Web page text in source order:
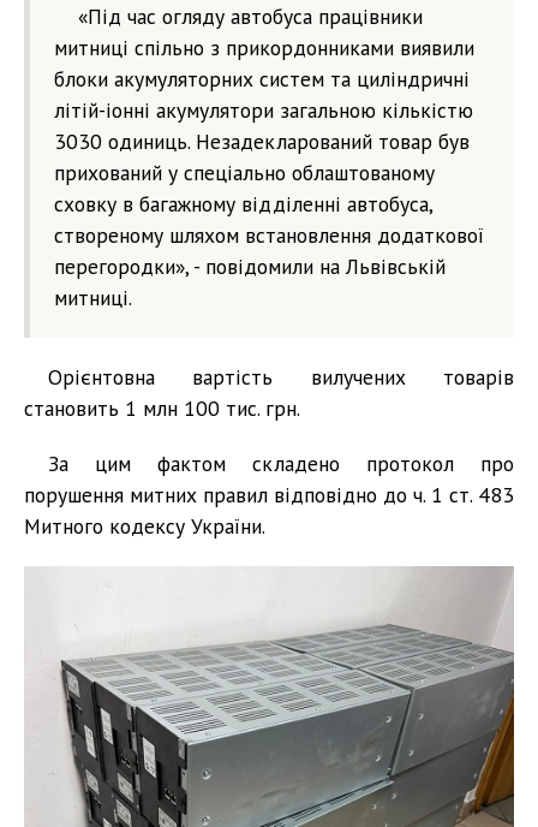
«Під час огляду автобуса працівники
митниці спільно з прикордонниками виявили
блоки акумуляторних систем та циліндричні
літій-іонні акумулятори загальною кількістю
3030 одиниць. Незадекларований товар був
прихований у спеціально облаштованому
сховку в багажному відділенні автобуса,
створеному шляхом встановлення додаткової
перегородки», - повідомили на Львівській
митниці.
Орієнтовна вартість вилучених товарів
становить 1 млн 100 тис. грн.
За цим фактом складено протокол про
порушення митних правил відповідно до ч. 1 ст. 483
Митного кодексу України.